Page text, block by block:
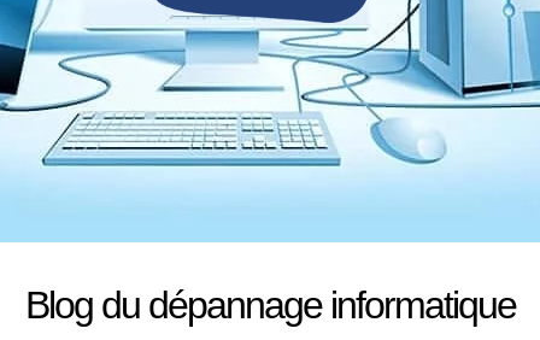
Blog du dépannage informatique